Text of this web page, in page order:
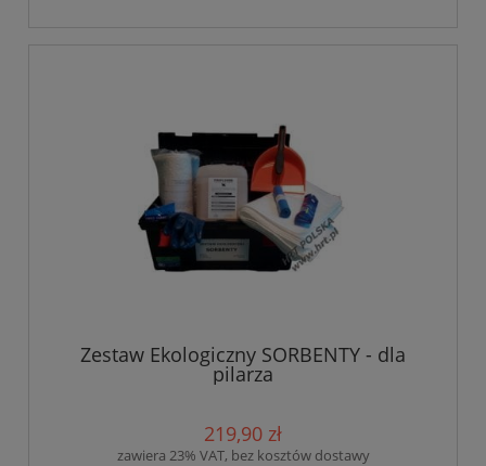
Zestaw Ekologiczny SORBENTY - dla
pilarza
219,90 zł
zawiera 23% VAT, bez kosztów dostawy